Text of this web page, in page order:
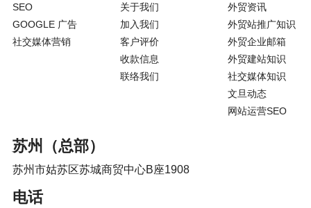
SEO
GOOGLE 广告
社交媒体营销
关于我们
加入我们
客户评价
收款信息
联络我们
外贸资讯
外贸站推广知识
外贸企业邮箱
外贸建站知识
社交媒体知识
文旦动态
网站运营SEO
苏州（总部）
苏州市姑苏区苏城商贸中心B座1908
电话